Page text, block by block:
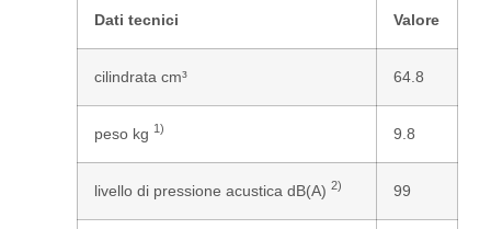
Dati tecnici Valore
cilindrata cm³ 64.8
peso kg 1) 9.8
livello di pressione acustica dB(A) 2) 99